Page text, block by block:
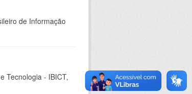
de Informação
Tecnologia - IBICT,